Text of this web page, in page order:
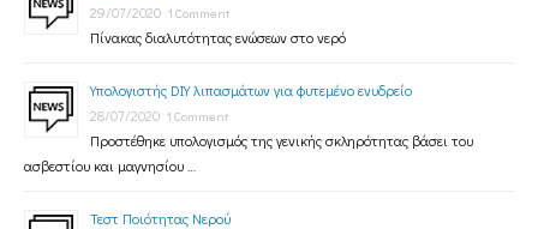
29/07/2020 1 Comment
Πίνακας διαλυτότητας ενώσεων στο νερό
Υπολογιστής DIY λιπασμάτων για φυτεμένο ενυδρείο
28/07/2020 1 Comment
Προστέθηκε υπολογισμός της γενικής σκληρότητας βάσει του
ασβεστίου και μαγνησίου …
Τεστ Ποιότητας Νερού